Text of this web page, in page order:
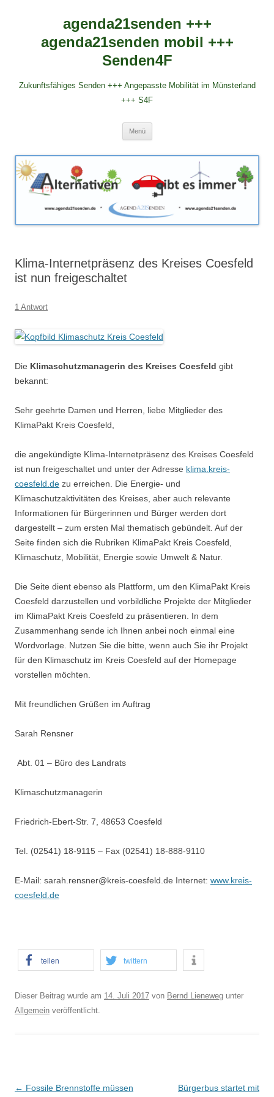
agenda21senden +++
agenda21senden mobil +++
Senden4F
Zukunftsfähiges Senden +++ Angepasste Mobilität im Münsterland
+++ S4F
Menü
Klima-Internetpräsenz des Kreises Coesfeld
ist nun freigeschaltet
1 Antwort
Die Klimaschutzmanagerin des Kreises Coesfeld gibt
bekannt:
Sehr geehrte Damen und Herren, liebe Mitglieder des
KlimaPakt Kreis Coesfeld,
die angekündigte Klima-Internetpräsenz des Kreises Coesfeld
ist nun freigeschaltet und unter der Adresse klima.kreis-
coesfeld.de zu erreichen. Die Energie- und
Klimaschutzaktivitäten des Kreises, aber auch relevante
Informationen für Bürgerinnen und Bürger werden dort
dargestellt – zum ersten Mal thematisch gebündelt. Auf der
Seite finden sich die Rubriken KlimaPakt Kreis Coesfeld,
Klimaschutz, Mobilität, Energie sowie Umwelt & Natur.
Die Seite dient ebenso als Plattform, um den KlimaPakt Kreis
Coesfeld darzustellen und vorbildliche Projekte der Mitglieder
im KlimaPakt Kreis Coesfeld zu präsentieren. In dem
Zusammenhang sende ich Ihnen anbei noch einmal eine
Wordvorlage. Nutzen Sie die bitte, wenn auch Sie ihr Projekt
für den Klimaschutz im Kreis Coesfeld auf der Homepage
vorstellen möchten.
Mit freundlichen Grüßen im Auftrag
Sarah Rensner
Abt. 01 – Büro des Landrats
Klimaschutzmanagerin
Friedrich-Ebert-Str. 7, 48653 Coesfeld
Tel. (02541) 18-9115 – Fax (02541) 18-888-9110
E-Mail: sarah.rensner@kreis-coesfeld.de Internet: www.kreis-
coesfeld.de
teilen twittern
Dieser Beitrag wurde am 14. Juli 2017 von Bernd Lieneweg unter
Allgemein veröffentlicht.
B
← Fossile Brennstoffe müssen Bürgerbus startet mit